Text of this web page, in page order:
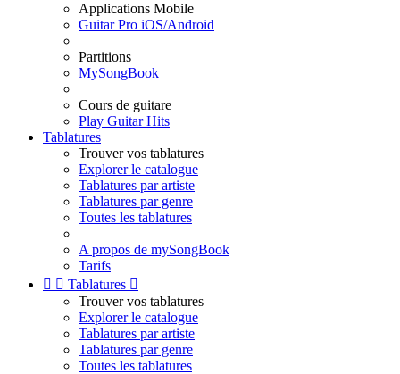
Applications Mobile
Guitar Pro iOS/Android
Partitions
MySongBook
Cours de guitare
Play Guitar Hits
Tablatures
Trouver vos tablatures
Explorer le catalogue
Tablatures par artiste
Tablatures par genre
Toutes les tablatures
A propos de mySongBook
Tarifs
  Tablatures 
Trouver vos tablatures
Explorer le catalogue
Tablatures par artiste
Tablatures par genre
Toutes les tablatures